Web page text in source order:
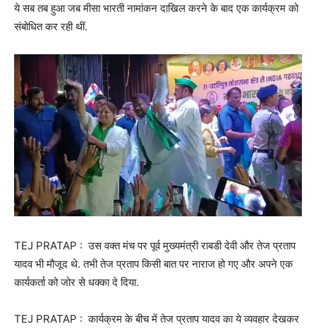
ये सब तब हुआ जब मीसा भारती नामांकन दाखिल करने के बाद एक कार्यक्रम को
संबोधित कर रही थीं.
TEJ PRATAP : उस वक्त मंच पर पूर्व मुख्यमंत्री राबडी देवी और तेज प्रताप
यादव भी मौजूद थे. तभी तेज प्रताप किसी बात पर नाराज हो गए और अपने एक
कार्यकर्ता को जोर से धक्का दे दिया.
TEJ PRATAP : कार्यक्रम के बीच में तेज प्रताप यादव का ये व्यवहार देखकर